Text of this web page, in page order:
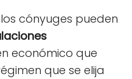
cónyuges pueden
económico que
que se elija